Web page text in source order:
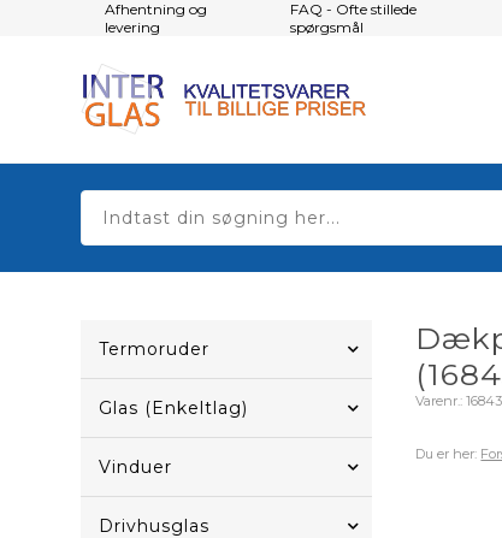
Afhentning og
levering
FAQ - Ofte stillede
spørgsmål
Termoruder
Glas (Enkeltlag)
Vinduer
Drivhusglas
Varenr.:
Du er her: